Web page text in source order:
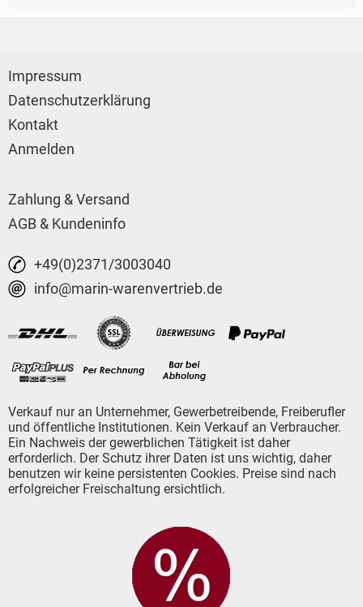
Impressum
Datenschutzerklärung
Kontakt
Anmelden
Zahlung & Versand
AGB & Kundeninfo
+49(0)2371/3003040
info@marin-warenvertrieb.de
Verkauf nur an Unternehmer, Gewerbetreibende, Freiberufler
und öffentliche Institutionen. Kein Verkauf an Verbraucher.
Ein Nachweis der gewerblichen Tätigkeit ist daher
erforderlich. Der Schutz ihrer Daten ist uns wichtig, daher
benutzen wir keine persistenten Cookies. Preise sind nach
erfolgreicher Freischaltung ersichtlich.